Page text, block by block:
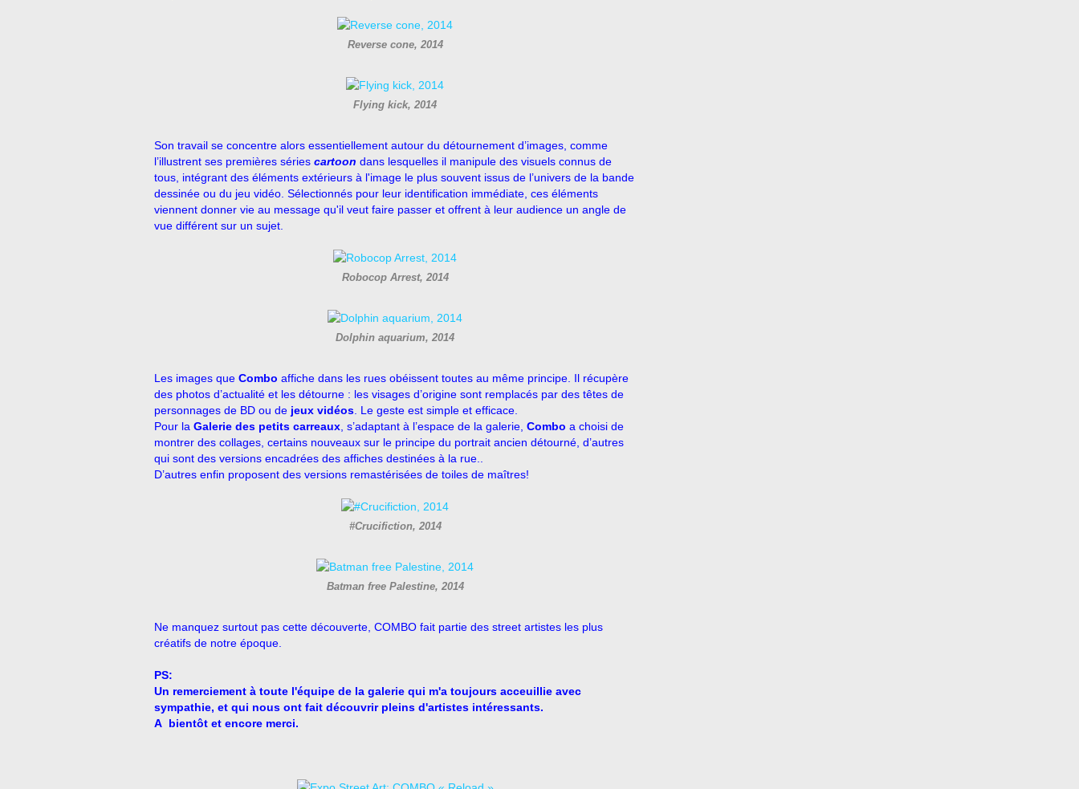
Reverse cone, 2014
Flying kick, 2014
Son travail se concentre alors essentiellement autour du détournement d’images, comme
l’illustrent ses premières séries cartoon dans lesquelles il manipule des visuels connus de
tous, intégrant des éléments extérieurs à l'image le plus souvent issus de l’univers de la bande
dessinée ou du jeu vidéo. Sélectionnés pour leur identification immédiate, ces éléments
viennent donner vie au message qu'il veut faire passer et offrent à leur audience un angle de
vue différent sur un sujet.
Robocop Arrest, 2014
Dolphin aquarium, 2014
Les images que Combo affiche dans les rues obéissent toutes au même principe. Il récupère
des photos d’actualité et les détourne : les visages d’origine sont remplacés par des têtes de
personnages de BD ou de jeux vidéos . Le geste est simple et efficace.
Pour la Galerie des petits carreaux , s’adaptant à l’espace de la galerie, Combo a choisi de
montrer des collages, certains nouveaux sur le principe du portrait ancien détourné, d’autres
qui sont des versions encadrées des affiches destinées à la rue..
D’autres enfin proposent des versions remastérisées de toiles de maîtres!
#Crucifiction, 2014
Batman free Palestine, 2014
Ne manquez surtout pas cette découverte, COMBO fait partie des street artistes les plus
créatifs de notre époque.
PS:
Un remerciement à toute l'équipe de la galerie qui m'a toujours acceuillie avec
sympathie, et qui nous ont fait découvrir pleins d'artistes intéressants.
A bientôt et encore merci.